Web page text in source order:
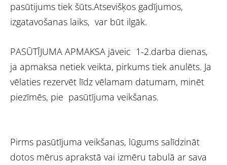
pasūtijums tiek šūts.Atsevišķos gadījumos,
izgatavošanas laiks, var būt ilgāk.
PASŪTĪJUMA APMAKSA jāveic 1-2.darba dienas,
ja apmaksa netiek veikta, pirkums tiek anulēts. Ja
vēlaties rezervēt līdz vēlamam datumam, minēt
piezīmēs, pie pasūtījuma veikšanas.
Pirms pasūtījuma veikšanas, lūgums salīdzināt
dotos mērus aprakstā vai izmēru tabulā ar sava